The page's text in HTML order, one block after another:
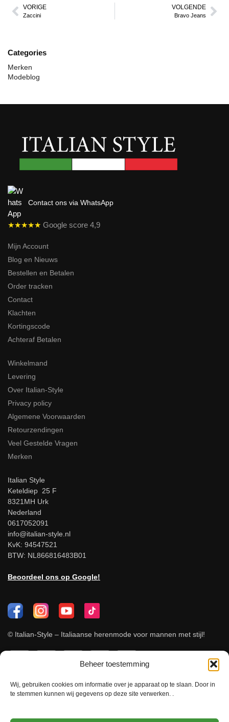
Beheer toestemming
Wij, gebruiken cookies om informatie over je apparaat op te slaan. Door in
te stemmen kunnen wij gegevens op deze site verwerken. .
VORIGE
Zaccini
VOLGENDE
Bravo Jeans
Categories
Merken
Modeblog
Contact ons via WhatsApp
★★★★★ Google score 4,9
Mijn Account
Blog en Nieuws
Bestellen en Betalen
Order tracken
Contact
Klachten
Kortingscode
Achteraf Betalen
Winkelmand
Levering
Over Italian-Style
Privacy policy
Algemene Voorwaarden
Retourzendingen
Veel Gestelde Vragen
Merken
Italian Style
Keteldiep 25 F
8321MH Urk
Nederland
0617052091
info@italian-style.nl
KvK: 94547521
BTW: NL866816483B01
Beoordeel ons op Google!
© Italian-Style – Italiaanse herenmode voor mannen met stijl!